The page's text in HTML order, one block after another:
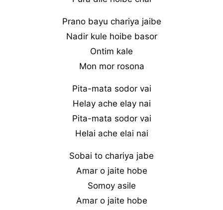
Prano bayu chariya jaibe
Nadir kule hoibe basor
Ontim kale
Mon mor rosona
Pita-mata sodor vai
Helay ache elay nai
Pita-mata sodor vai
Helai ache elai nai
Sobai to chariya jabe
Amar o jaite hobe
Somoy asile
Amar o jaite hobe